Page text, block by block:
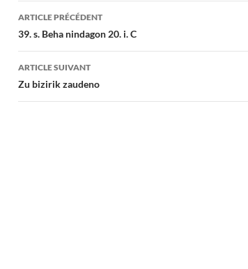
Navigation
des
articles
ARTICLE PRÉCÉDENT
39. s. Beha nindagon 20. i. C
ARTICLE SUIVANT
Zu bizirik zaudeno